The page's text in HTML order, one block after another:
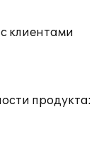
клиентами
продукта: